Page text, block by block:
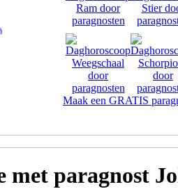
Toekomstvoorspellingen
Maak een GRATIS
met paragnost